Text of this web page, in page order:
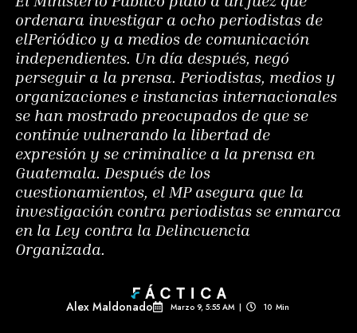
ordenara investigar a ocho periodistas de
elPeriódico y a medios de comunicación
independientes. Un día después, negó
perseguir a la prensa. Periodistas, medios y
organizaciones e instancias internacionales
se han mostrado preocupados de que se
continúe vulnerando la libertad de
expresión y se criminalice a la prensa en
Guatemala. Después de los
cuestionamientos, el MP asegura que la
investigación contra periodistas se enmarca
en la Ley contra la Delincuencia
Organizada.
Alex Maldonado Marzo 9, 5:55 AM | 10 Min